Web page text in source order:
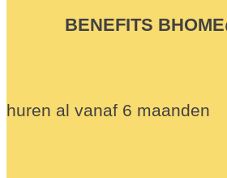
BENEFITS
huren al vanaf 6 maanden